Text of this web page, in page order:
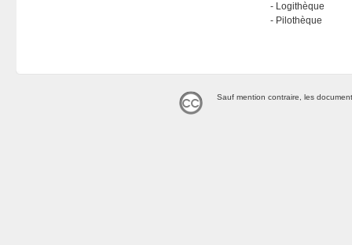
Logithèque
Pilothèque
Sauf mention contraire, les